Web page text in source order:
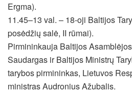
Ergma).
11.45–13 val. – 18-oji Baltijos
posėdžių salė, II rūmai).
Pirmininkauja Baltijos
Saudargas ir Baltijos Ministrų
tarybos pirmininkas, Lietuvos
ministras Audronius Ažubalis.